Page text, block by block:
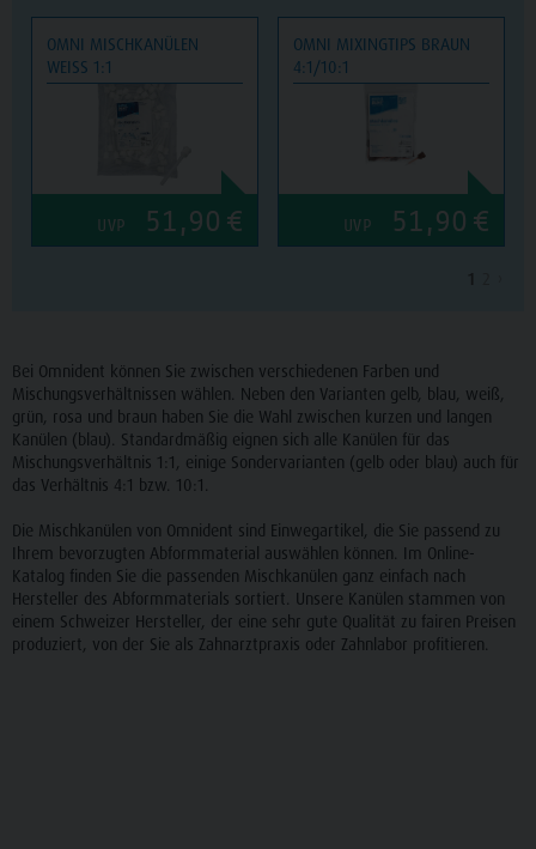
OMNI MISCHKANÜLEN
WEISS 1:1
UVP 51,90 €
OMNI MIXINGTIPS BRAUN
4:1/10:1
UVP 51,90 €
1
Bei Omnident können Sie zwischen verschiedenen Farben und
Mischungsverhältnissen wählen. Neben den Varianten gelb, blau, weiß,
grün, rosa und braun haben Sie die Wahl zwischen kurzen und langen
Kanülen (blau). Standardmäßig eignen sich alle Kanülen für das
Mischungsverhältnis 1:1, einige Sondervarianten (gelb oder blau) auch für
das Verhältnis 4:1 bzw. 10:1.
Die Mischkanülen von Omnident sind Einwegartikel, die Sie passend zu
Ihrem bevorzugten Abformmaterial auswählen können. Im Online-
Katalog finden Sie die passenden Mischkanülen ganz einfach nach
Hersteller des Abformmaterials sortiert. Unsere Kanülen stammen von
einem Schweizer Hersteller, der eine sehr gute Qualität zu fairen Preisen
produziert, von der Sie als Zahnarztpraxis oder Zahnlabor profitieren.